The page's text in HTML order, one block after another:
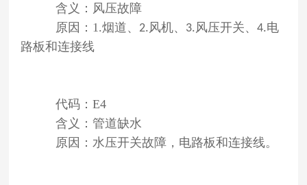
含义：风压故障
原因：1.烟道、 2.风机、 3.风压开关、4.电
路板和连接线
代码：E4
含义：管道缺水
原因：水压开关故障，电路板和连接线。